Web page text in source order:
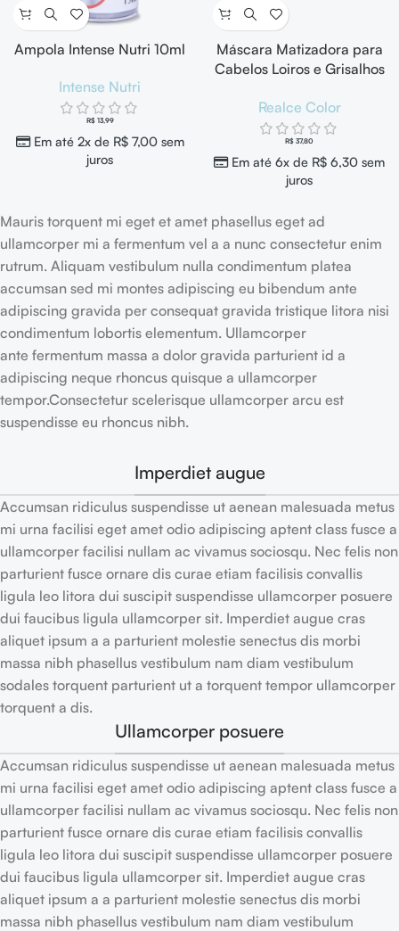
Ampola Intense Nutri 10ml
Intense Nutri
R$13,99
Em até 2x de R$7,00sem
juros
Máscara Matizadora para
Cabelos Loiros e Grisalhos
Realce Color
R$ 37,80
Em até 6x de R$ 6,30 sem
juros
Mauris torquent mi eget et amet phasellus eget ad
ullamcorper mi a fermentum vel a a nunc consectetur enim
rutrum. Aliquam vestibulum nulla condimentum platea
accumsan sed mi montes adipiscing eu bibendum ante
adipiscing gravida per consequat gravida tristique litora nisi
condimentum lobortis elementum. Ullamcorper
ante fermentum massa a dolor gravida parturient id a
adipiscing neque rhoncus quisque a ullamcorper
tempor.Consectetur scelerisque ullamcorper arcu est
suspendisse eu rhoncus nibh.
Imperdiet augue
Accumsan ridiculus suspendisse ut aenean malesuada metus
mi urna facilisi eget amet odio adipiscing aptent class fusce a
ullamcorper facilisi nullam ac vivamus sociosqu. Nec felis non
parturient fusce ornare dis curae etiam facilisis convallis
ligula leo litora dui suscipit suspendisse ullamcorper posuere
dui faucibus ligula ullamcorper sit. Imperdiet augue cras
aliquet ipsum a a parturient molestie senectus dis morbi
massa nibh phasellus vestibulum nam diam vestibulum
sodales torquent parturient ut a torquent tempor ullamcorper
torquent a dis.
Ullamcorper posuere
Accumsan ridiculus suspendisse ut aenean malesuada metus
mi urna facilisi eget amet odio adipiscing aptent class fusce a
ullamcorper facilisi nullam ac vivamus sociosqu. Nec felis non
parturient fusce ornare dis curae etiam facilisis convallis
ligula leo litora dui suscipit suspendisse ullamcorper posuere
dui faucibus ligula ullamcorper sit. Imperdiet augue cras
aliquet ipsum a a parturient molestie senectus dis morbi
massa nibh phasellus vestibulum nam diam vestibulum